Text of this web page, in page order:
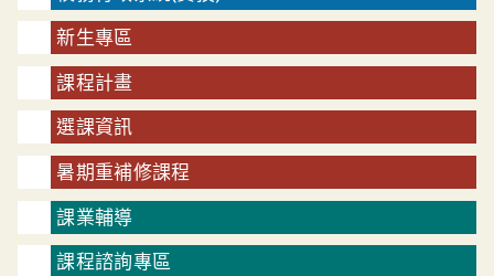
新生專區
課程計畫
選課資訊
暑期重補修課程
課業輔導
課程諮詢專區